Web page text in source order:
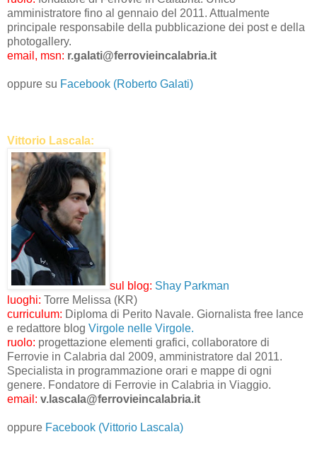
amministratore fino al gennaio del 2011. Attualmente
principale responsabile della pubblicazione dei post e della
photogallery.
email, msn: r.galati@ferrovieincalabria.it
oppure su Facebook (Roberto Galati)
Vittorio Lascala:
sul blog: Shay Parkman
luoghi: Torre Melissa (KR)
curriculum: Diploma di Perito Navale. Giornalista free lance
e redattore blog Virgole nelle Virgole.
ruolo: progettazione elementi grafici, collaboratore di
Ferrovie in Calabria dal 2009, amministratore dal 2011.
Specialista in programmazione orari e mappe di ogni
genere. Fondatore di Ferrovie in Calabria in Viaggio.
email: v.lascala@ferrovieincalabria.it
oppure Facebook (Vittorio Lascala)